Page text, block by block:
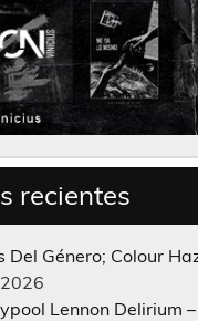
recientes
Del Género; Colour
Lennon Delirium